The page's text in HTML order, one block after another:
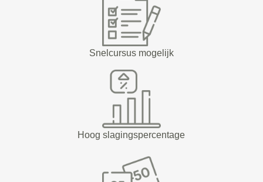
Snelcursus mogelijk
Hoog slagingspercentage